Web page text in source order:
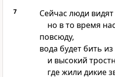
7
Сейчас люди
но в то время
повсюду,
вода будет бить
и высокий
где жили дикие